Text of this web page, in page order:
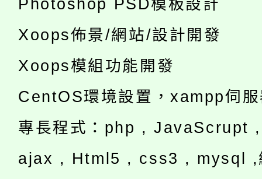
Photoshop PSD模板設計
Xoops佈景/網站/設計開發
Xoops模組功能開發
CentOS環境設置，xampp伺
專長程式：php , JavaScrupt
ajax , Html5 , css3 , mysql ,